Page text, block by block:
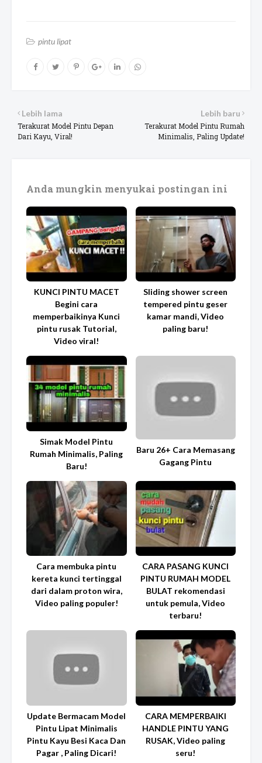
pintu lipat
Lebih baru
Terakurat Model Pintu Rumah
Minimalis, Paling Update!
Lebih lama
Terakurat Model Pintu Depan
Dari Kayu, Viral!
Anda mungkin menyukai postingan ini
KUNCI PINTU MACET
Begini cara
memperbaikinya Kunci
pintu rusak Tutorial,
Video viral!
Sliding shower screen
tempered pintu geser
kamar mandi, Video
paling baru!
Simak Model Pintu
Rumah Minimalis, Paling
Baru!
Baru 26+ Cara Memasang
Gagang Pintu
Cara membuka pintu
kereta kunci tertinggal
dari dalam proton wira,
Video paling populer!
CARA PASANG KUNCI
PINTU RUMAH MODEL
BULAT rekomendasi
untuk pemula, Video
terbaru!
Update Bermacam Model
Pintu Lipat Minimalis
Pintu Kayu Besi Kaca Dan
Pagar , Paling Dicari!
CARA MEMPERBAIKI
HANDLE PINTU YANG
RUSAK, Video paling
seru!